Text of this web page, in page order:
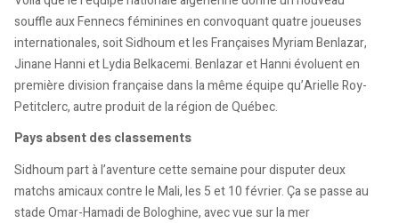
souffle aux Fennecs féminines en convoquant quatre joueuses
internationales, soit Sidhoum et les Françaises Myriam Benlazar,
Jinane Hanni et Lydia Belkacemi. Benlazar et Hanni évoluent en
première division française dans la même équipe qu’Arielle Roy-
Petitclerc, autre produit de la région de Québec.
Pays absent des classements
Sidhoum part à l’aventure cette semaine pour disputer deux
matchs amicaux contre le Mali, les 5 et 10 février. Ça se passe au
stade Omar-Hamadi de Bologhine, avec vue sur la mer